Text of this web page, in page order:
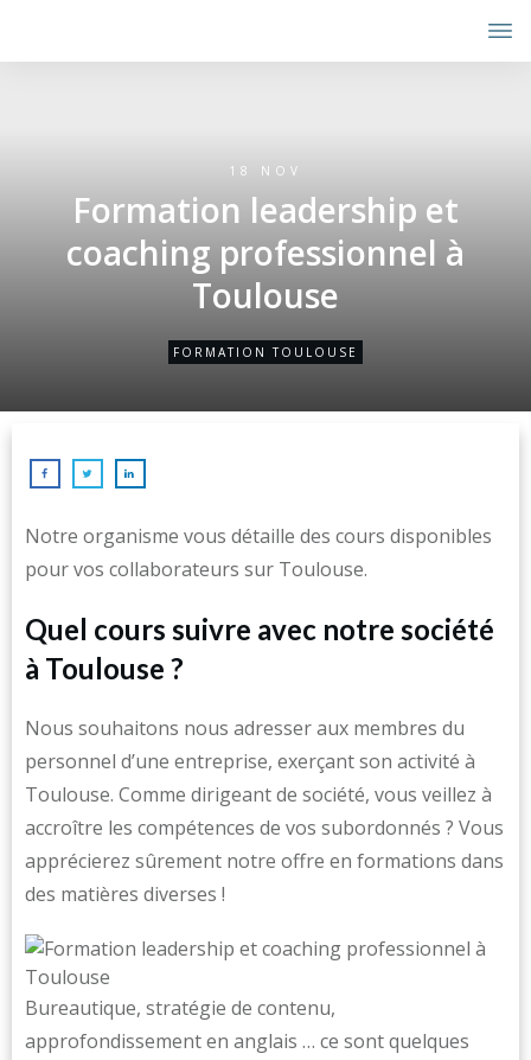
18 NOV
Formation leadership et
coaching professionnel à
Toulouse
FORMATION TOULOUSE
Notre organisme vous détaille des cours disponibles
pour vos collaborateurs sur Toulouse.
Quel cours suivre avec notre société
à Toulouse ?
Nous souhaitons nous adresser aux membres du
personnel d’une entreprise, exerçant son activité à
Toulouse. Comme dirigeant de société, vous veillez à
accroître les compétences de vos subordonnés ? Vous
apprécierez sûrement notre offre en formations dans
des matières diverses !
Bureautique, stratégie de contenu,
approfondissement en anglais … ce sont quelques